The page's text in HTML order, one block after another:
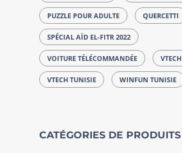
PUZZLE POUR ADULTE QUERCETTI
SPÉCIAL AÏD EL-FITR 2022
VOITURE TÉLÉCOMMANDÉE VTECH
VTECH TUNISIE WINFUN TUNISIE
CATÉGORIES DE PRODUITS